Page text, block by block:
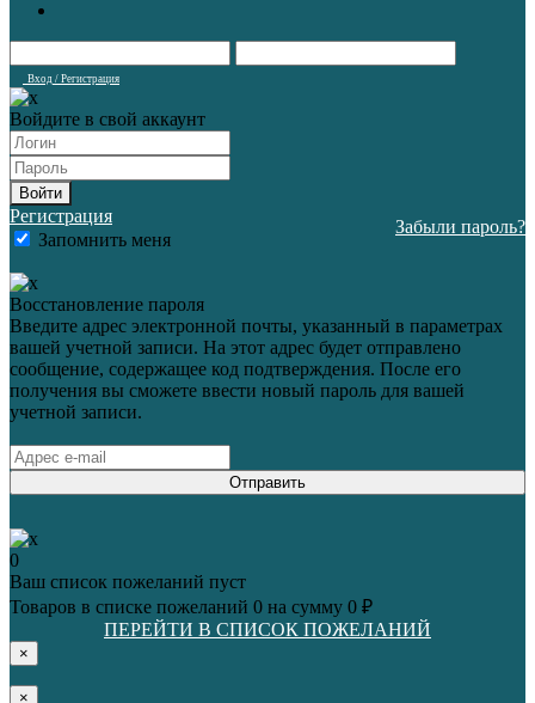
Вход / Регистрация
Войдите в свой аккаунт
Войти
Регистрация
Запомнить меня
Забыли пароль?
Восстановление пароля
Введите адрес электронной почты, указанный в параметрах
вашей учетной записи. На этот адрес будет отправлено
сообщение, содержащее код подтверждения. После его
получения вы сможете ввести новый пароль для вашей
учетной записи.
Отправить
0
Ваш список пожеланий пуст
Товаров в списке пожеланий 0 на сумму 0 ₽
ПЕРЕЙТИ В СПИСОК ПОЖЕЛАНИЙ
×
×